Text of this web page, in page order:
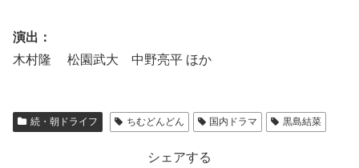
演出：
木村隆 松園武大 中野亮平 ほか
続・朝ドライフ ちむどんどん 国内ドラマ 黒島結菜
シェアする